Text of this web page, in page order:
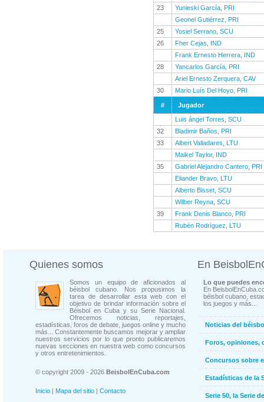
23
Yunieski García PRI
Geonel Gutiérrez
PRI
25
Yosiel Serrano SCU
26
Fher Cejas
IND
Frank Ernesto Herrera IND
28
Yancarlos García PRI
Ariel Ernesto Zerquera CAV
30
Mario Luís Del Hoyo PRI
#
Jugador
Luis ángel Torres SCU
32
Bladimir Baños
PRI
33
Albert Valladares
LTU
Maikel Taylor, IND
35
Gabriel Alejandro Cantero PRI
Eliander Bravo LTU
Alberto Bisset SCU
Wilber Reyna SCU
39
Frank Denis Blanco PRI
Rubén Rodríguez
LTU
Quienes somos
Somos un equipo de aficionados al
béisbol cubano. Nos propusimos la
tarea de desarrollar esta web con el
objetivo de brindar información sobre el
Béisbol en Cuba y su Serie Nacional.
Ofrecemos noticias, reportajes,
estadísticas, foros de debate, juegos online y mucho
más... Constantemente buscamos mejorar y ampliar
nuestros servicios por lo que pronto publicaremos
nuevas secciones en nuestra web como concursos
y otros entretenimientos.
© copyright 2009 - 2026 BeisbolEnCuba.com
Inicio | Mapa del sitio | Contacto
En
Lo que puedes
En
béisbol cubano,
los juegos y más...
Noticias del
Foros, opiniones,
Concursos sobre
Estadísticas de la
Serie 50, la Serie